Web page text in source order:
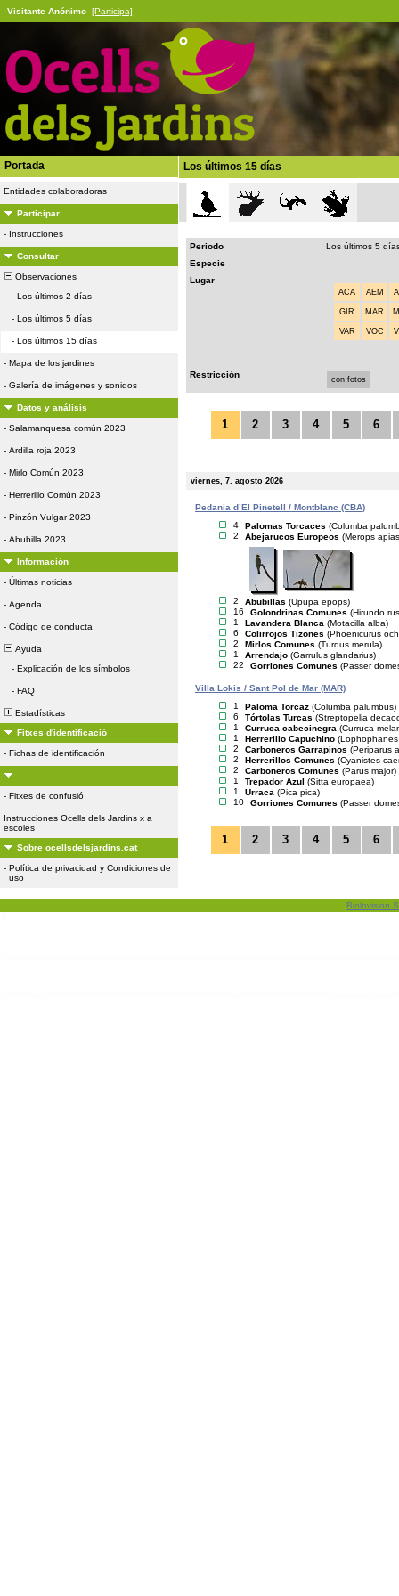
Visitante Anónimo [Participa]
Portada
Entidades colaboradoras
Participar
- Instrucciones
Consultar
Observaciones
- Los últimos 2 días
- Los últimos 5 días
- Los últimos 15 días
- Mapa de los jardines
- Galería de imágenes y sonidos
Datos y análisis
- Salamanquesa común 2023
- Ardilla roja 2023
- Mirlo Común 2023
- Herrerillo Común 2023
- Pinzón Vulgar 2023
- Abubilla 2023
Información
- Últimas noticias
- Agenda
- Código de conducta
Ayuda
- Explicación de los símbolos
- FAQ
Estadísticas
Fitxes d'identificació
- Fichas de identificación
- Fitxes de confusió
Instrucciones Ocells dels Jardins x a
escoles
Sobre ocellsdelsjardins.cat
- Política de privacidad y Condiciones de
uso
Los últimos 15 días
Periodo
Los últimos 5
Especie
Lugar
ACA AEM
GIR MAR
VAR VOC
Restricción con fotos
1 2 3 4 5 6
viernes, 7. agosto 2026
Pedania d’El Pinetell / Montblanc (CBA)
4
Palomas Torcaces (Columba
2
Abejarucos Europeos (Merops
2 Abubillas (Upupa epops)
16
Golondrinas Comunes (Hirundo
1
Lavandera Blanca (Motacilla alba)
6
Colirrojos Tizones (Phoenicurus
2
Mirlos Comunes (Turdus merula)
1
Arrendajo (Garrulus glandarius)
22
Gorriones Comunes (Passer
Villa Lokis / Sant Pol de Mar (MAR)
1
Paloma Torcaz (Columba palumbus)
6
Tórtolas Turcas (Streptopelia
1
Curruca cabecinegra (Curruca
1
Herrerillo Capuchino
2
Carboneros Garrapinos (Periparus
2
Herrerillos Comunes (Cyanistes
2
Carboneros Comunes (Parus major)
1
Trepador Azul (Sitta europaea)
1
Urraca (Pica pica)
10
Gorriones Comunes (Passer
1 2 3 4 5 6
Biolovision